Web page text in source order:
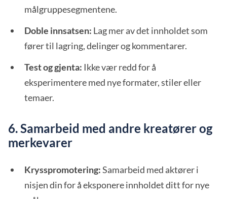
målgruppesegmentene.
Doble innsatsen: Lag mer av det innholdet som
fører til lagring, delinger og kommentarer.
Test og gjenta: Ikke vær redd for å
eksperimentere med nye formater, stiler eller
temaer.
6. Samarbeid med andre kreatører og
merkevarer
Krysspromotering:Samarbeid med aktører i
nisjen din for å eksponere innholdet ditt for nye